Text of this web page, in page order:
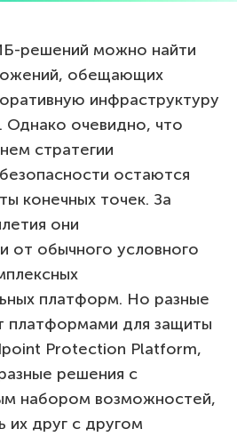
решений можно найти
обещающих
инфраструктуру
Однако очевидно, что
стратегии
остаются
конечных точек. За
они
от обычного условного
платформ. Но разные
платформами для защиты
Protection Platform,
решения с
набором возможностей,
их друг с другом